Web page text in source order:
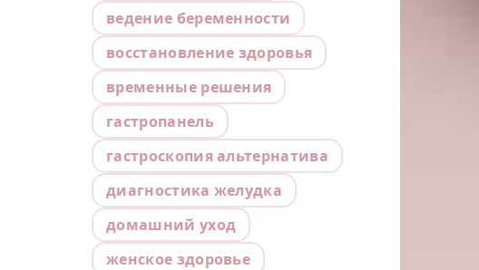
ведение беременности
восстановление здоровья
временные решения
гастропанель
гастроскопия альтернатива
диагностика желудка
домашний уход
женское здоровье